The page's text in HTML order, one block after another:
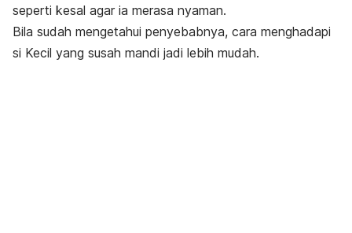
seperti kesal agar ia merasa nyaman.
Bila sudah mengetahui penyebabnya, cara menghadapi
si Kecil yang susah mandi jadi lebih mudah.